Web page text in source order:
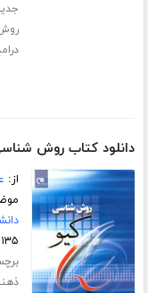
دانلود کتاب روش
از:
۱۳۵ صفحه